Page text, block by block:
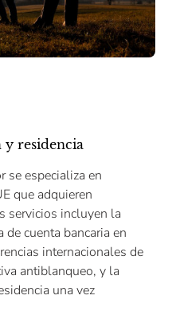
residencia
se especializa en
que adquieren
servicios incluyen la
cuenta bancaria en
internacionales de
antiblanqueo, y la
una vez